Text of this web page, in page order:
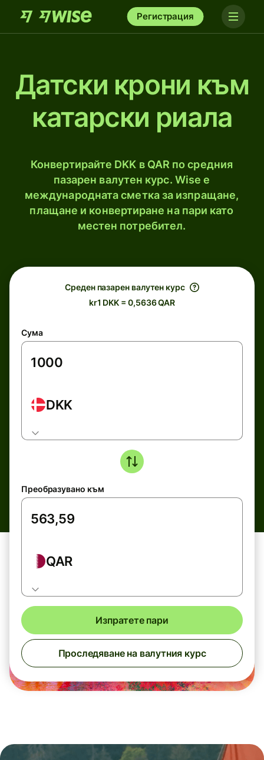
Регистрация
Датски крони към
катарски риалa
Конвертирайте DKK в QAR по средния
пазарен валутен курс. Wise е
международната сметка за изпращане,
плащане и конвертиране на пари като
местен потребител.
Среден пазарен валутен курс
kr1 DKK = 0,5636 QAR
Сума
DKK
Преобразувано към
QAR
Изпратете пари
Проследяване на валутния курс